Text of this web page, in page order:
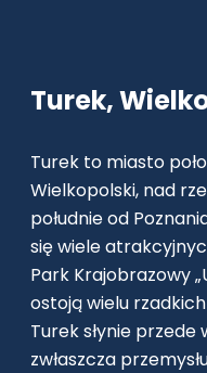
Turek,
Turek to miasto
Wielkopolski, nad
południe od
się wiele
Park Krajobrazowy
ostoją wielu
Turek słynie przede
zwłaszcza